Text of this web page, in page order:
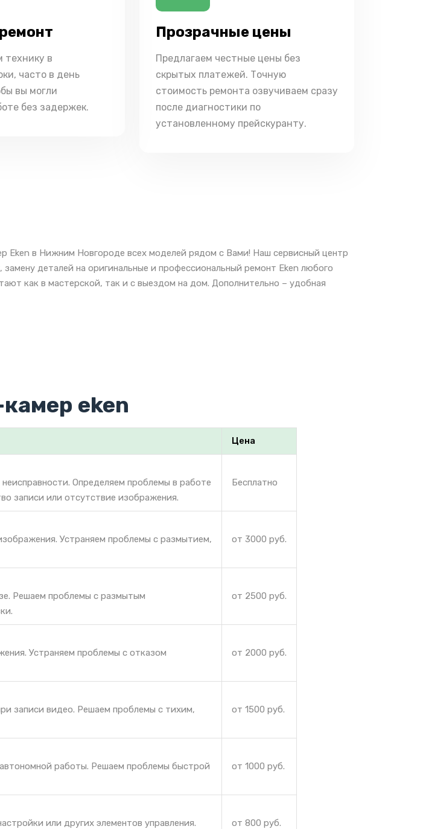
технику в
часто в день
вы могли
без задержек.
Прозрачные цены
Предлагаем честные цены без
скрытых платежей. Точную
стоимость ремонта озвучиваем сразу
после диагностики по
установленному прейскуранту.
Eken в Нижним Новгороде всех моделей рядом с Вами! Наш сервисный центр
замену деталей на оригинальные и профессиональный ремонт Eken любого
как в мастерской, так и с выездом на дом. Дополнительно – удобная
eken
Цена
Определяем проблемы в работе
записи или отсутствие изображения.
Бесплатно
Устраняем проблемы с размытием,
от 3000 руб.
Решаем проблемы с размытым
от 2500 руб.
Устраняем проблемы с отказом
от 2000 руб.
записи видео. Решаем проблемы с тихим,
от 1500 руб.
работы. Решаем проблемы быстрой
от 1000 руб.
или других элементов управления.
от 800 руб.